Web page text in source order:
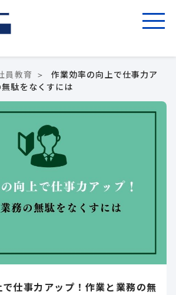
員教育
作業効率の向上で仕事力ア
駄をなくすには
仕事力アップ！作業と業務の無